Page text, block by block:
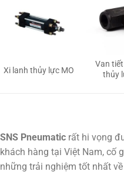
Xi lanh thủy lực MO
Van
thủy
SNS Pneumatic rất hi vọng
khách hàng tại Việt Nam, cố
những trải nghiệm tốt nhất